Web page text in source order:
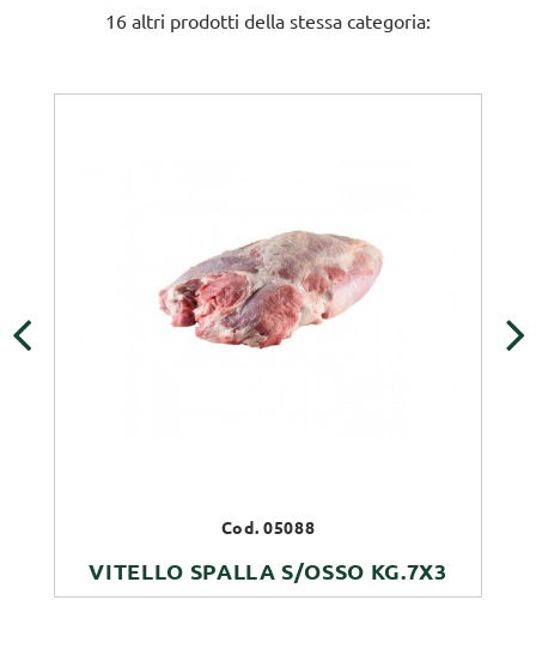
16 altri prodotti della stessa categoria:
Cod. 05088
VITELLO SPALLA S/OSSO KG.7X3